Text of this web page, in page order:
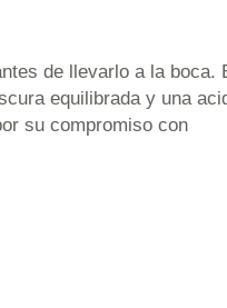
de llevarlo a la boca.
equilibrada y una
su compromiso con